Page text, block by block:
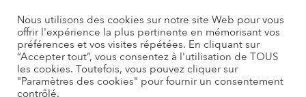
PAYS
LANGUE Français
Nous utilisons des cookies sur notre site Web pour vous
offrir l'expérience la plus pertinente en mémorisant vos
préférences et vos visites répétées. En cliquant sur
“Accepter tout”, vous consentez à l'utilisation de TOUS
les cookies. Toutefois, vous pouvez cliquer sur
"Paramètres des cookies" pour fournir un consentement
contrôlé.